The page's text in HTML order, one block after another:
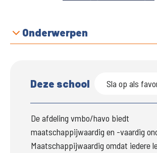
Onderwerpen
Deze school Sla op als
De afdeling vmbo/havo biedt
maatschappijwaardig en -vaardig
Maatschappijwaardig omdat iedere